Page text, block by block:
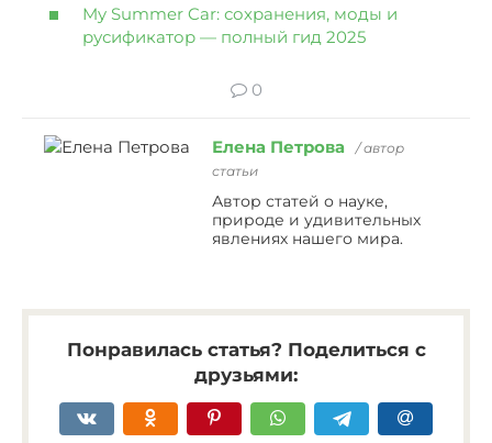
My Summer Car: сохранения, моды и
русификатор — полный гид 2025
0
Елена Петрова
/ автор
статьи
Автор статей о науке,
природе и удивительных
явлениях нашего мира.
Понравилась статья? Поделиться с
друзьями: